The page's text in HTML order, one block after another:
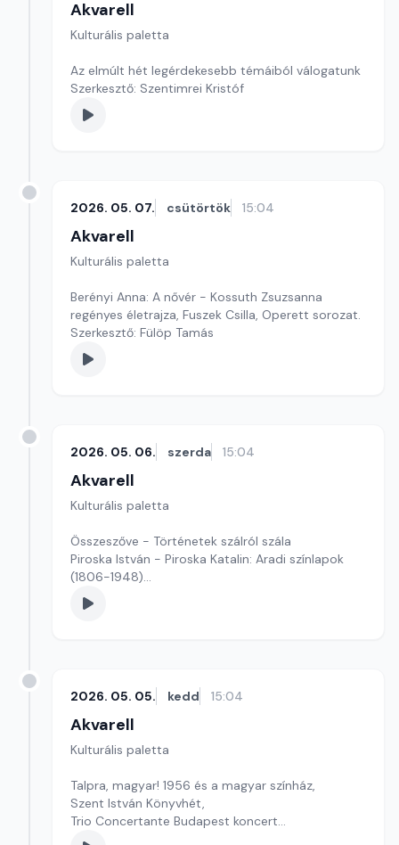
Akvarell
Kulturális paletta
Az elmúlt hét legérdekesebb témáiból válogatunk
Szerkesztő: Szentimrei Kristóf
2026. 05. 07. csütörtök 15:04
Akvarell
Kulturális paletta
Berényi Anna: A nővér - Kossuth Zsuzsanna
regényes életrajza, Fuszek Csilla, Operett sorozat.
Szerkesztő: Fülöp Tamás
2026. 05. 06. szerda 15:04
Akvarell
Kulturális paletta
Összeszőve - Történetek szálról szála
Piroska István - Piroska Katalin: Aradi színlapok
(1806-1948)
Szerkesztő: Fazekas Gyöngyvér
2026. 05. 05. kedd 15:04
Akvarell
Kulturális paletta
Talpra, magyar! 1956 és a magyar színház,
Szent István Könyvhét,
Trio Concertante Budapest koncert